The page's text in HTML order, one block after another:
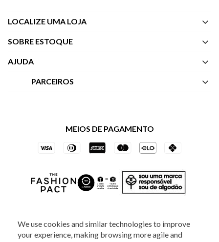
We use cookies and similar technologies to improve
your experience, making browsing more agile and
LOCALIZE UMA LOJA
SOBRE ESTOQUE
Quem Somos
AJUDA
Central de Atendimento
Trocas e Devoluções
PARCEIROS
Vai de Visa
Azul Fidelidade
MEIOS DE PAGAMENTO